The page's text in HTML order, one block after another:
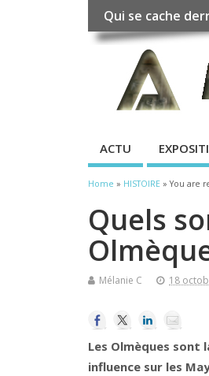
Qui se cache
ACTU
Home » HISTOIRE » You are
Quels
Mélanie C 18
Les Olmèques sont
influence sur les